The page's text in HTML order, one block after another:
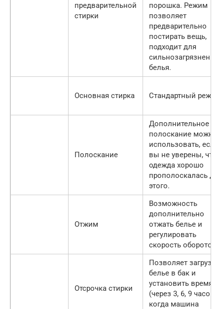
предварительной
стирки
порошка. Режим
позволяет
предварительно
постирать вещь,
подходит для
белья.
Основная стирка Стандартный
Полоскание
Дополнительное
полоскание можно
использовать, если
вы не уверены, что
одежда хорошо
прополоскалась до
этого.
Отжим
Возможность
дополнительно
отжать белье и
регулировать
скорость оборотов.
Отсрочка стирки
Позволяет
белье в бак и
установить время
(через 3, 6, 9 часов),
когда машина